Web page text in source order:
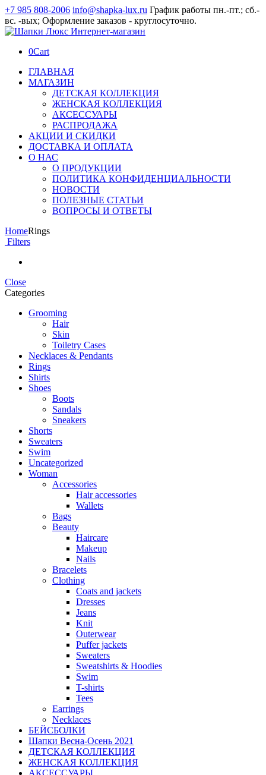
+7 985 808-2006 info@shapka-lux.ru График работы пн.-пт.; сб.-
вс. -вых; Оформление заказов - круглосуточно.
0Cart
ГЛАВНАЯ
МАГАЗИН
ДЕТСКАЯ КОЛЛЕКЦИЯ
ЖЕНСКАЯ КОЛЛЕКЦИЯ
АКСЕССУАРЫ
РАСПРОДАЖА
АКЦИИ И СКИДКИ
ДОСТАВКА И ОПЛАТА
О НАС
О ПРОДУКЦИИ
ПОЛИТИКА КОНФИДЕНЦИАЛЬНОСТИ
НОВОСТИ
ПОЛЕЗНЫЕ СТАТЬИ
ВОПРОСЫ И ОТВЕТЫ
HomeRings
Filters
Close
Categories
Grooming
Hair
Skin
Toiletry Cases
Necklaces & Pendants
Rings
Shirts
Shoes
Boots
Sandals
Sneakers
Shorts
Sweaters
Swim
Uncategorized
Woman
Accessories
Hair accessories
Wallets
Bags
Beauty
Haircare
Makeup
Nails
Bracelets
Clothing
Coats and jackets
Dresses
Jeans
Knit
Outerwear
Puffer jackets
Sweaters
Sweatshirts & Hoodies
Swim
T-shirts
Tees
Earrings
Necklaces
БЕЙСБОЛКИ
Шапки Весна-Осень 2021
ДЕТСКАЯ КОЛЛЕКЦИЯ
ЖЕНСКАЯ КОЛЛЕКЦИЯ
АКСЕССУАРЫ